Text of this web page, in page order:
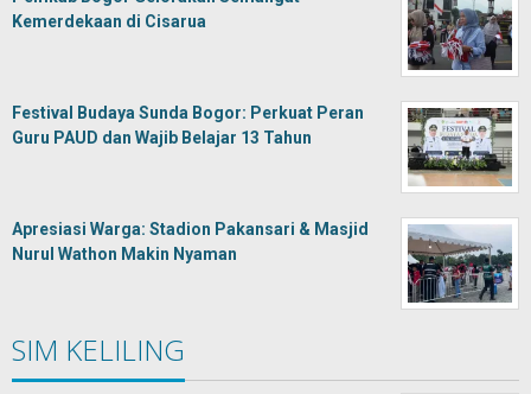
Kemerdekaan di Cisarua
Festival Budaya Sunda Bogor: Perkuat Peran
Guru PAUD dan Wajib Belajar 13 Tahun
Apresiasi Warga: Stadion Pakansari & Masjid
Nurul Wathon Makin Nyaman
SIM KELILING